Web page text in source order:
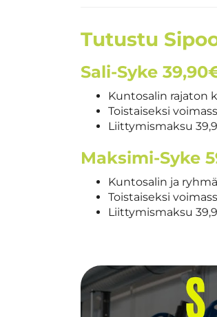
Tutustu
Sali-Syke
Kuntosalin rajaton
Toistaiseksi
Liittymismaksu
Maksimi-Syke
Kuntosalin ja
Toistaiseksi
Liittymismaksu